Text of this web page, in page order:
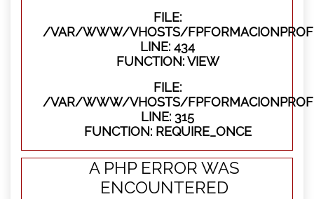
FILE:
/VAR/WWW/VHOSTS/
LINE: 434
FUNCTION: VIEW
FILE:
/VAR/WWW/VHOSTS/
LINE: 315
FUNCTION: REQUIRE_ONCE
A PHP ERROR WAS
ENCOUNTERED